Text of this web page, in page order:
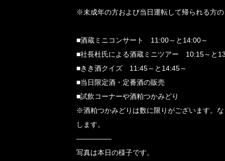
※未成年の方および当日運転して帰られる方
■酒蔵ミニコンサート 11:00～と14:00～
■社長杜氏による酒蔵ミニツアー 10:15～と
■きき酒クイズ 11:45～と14:45～
■当日限定酒・定番酒の販売
■試飲コーナーや酒粕つかみどり
※酒粕つかみどりは数に限りがございます。
します。
—————
写真は本日の様子です。